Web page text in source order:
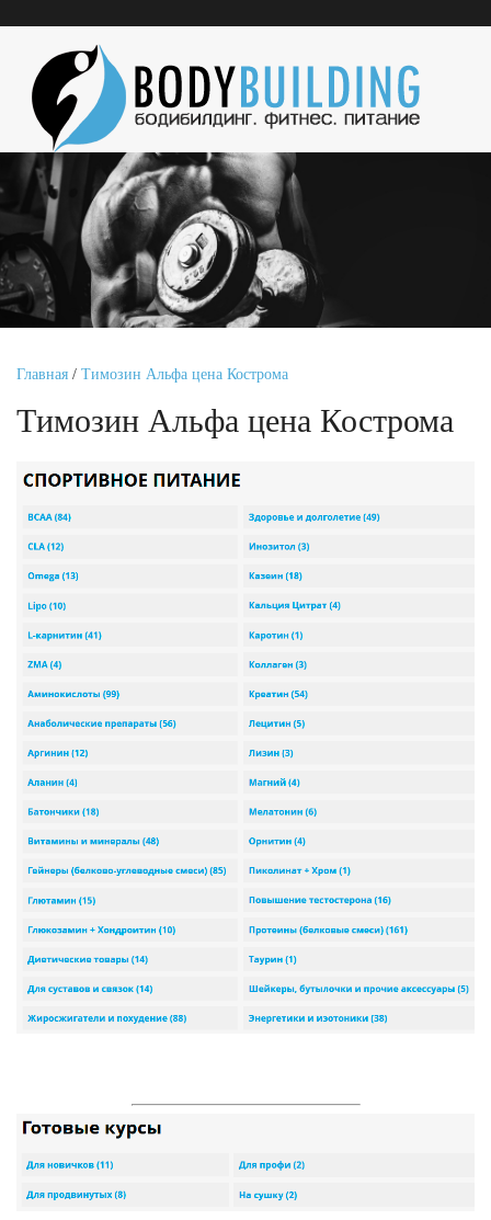
Главная / Tимозин Альфа цена Кострома
Tимозин Альфа цена Кострома